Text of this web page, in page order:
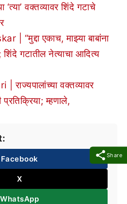
Share
‘त्या’ वक्तव्यावर शिंदे गटाचे
| “मुद्दा एकाच, माझ्या बाबांना
गटातील नेत्याचा आदित्य
वक्तव्यावर
म्हणाले,
Facebook
X
WhatsApp